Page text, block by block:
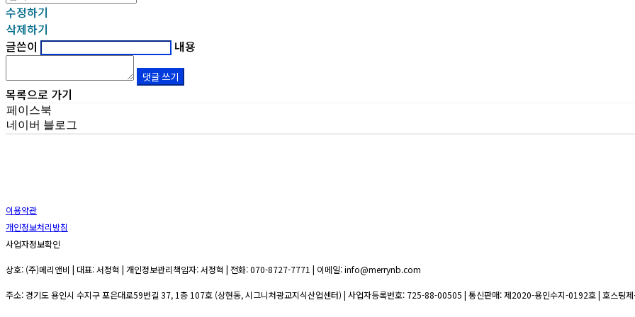
수정하기
삭제하기
글쓴이
내용
댓글 쓰기
목록으로 가기
페이스북
네이버 블로그
이용약관
개인정보처리방침
사업자정보확인
상호: (주)메리앤비 | 대표: 서정혁 | 개인정보관리책임자: 서정혁 | 전화: 070-8727-7771 | 이메일: info@merrynb.com
주소: 경기도 용인시 수지구 포은대로59번길 37, 1층 107호 (상현동, 시그니처광교지식산업센터) | 사업자등록번호: 725-88-00505 | 통신판매:제2020-용인수지-0192호| 호스팅